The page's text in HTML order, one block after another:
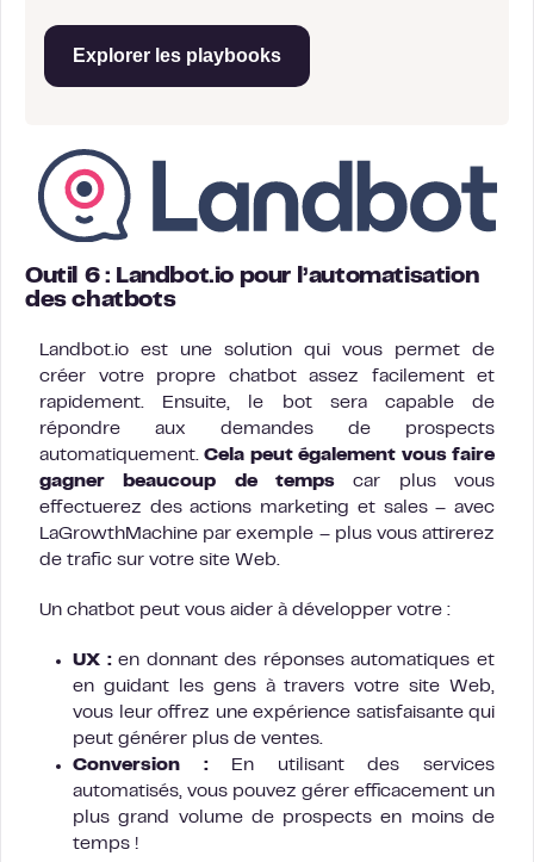
Explorer les playbooks
Outil 6 : Landbot.io pour l’automatisation
des chatbots
Landbot.io est une solution qui vous permet de
créer votre propre chatbot assez facilement et
rapidement. Ensuite, le bot sera capable de
répondre aux demandes de prospects
automatiquement.Cela peut également vous faire
gagner beaucoup de temps car plus vous
effectuerez des actions marketing et sales – avec
LaGrowthMachine par exemple – plus vous attirerez
de trafic sur votre site Web.
Un chatbot peut vous aider à développer votre :
UX :en donnant des réponses automatiques et
en guidant les gens à travers votre site Web,
vous leur offrez une expérience satisfaisante qui
peut générer plus de ventes.
Conversion :En utilisant des services
automatisés, vous pouvez gérer efficacement un
plus grand volume de prospects en moins de
temps !